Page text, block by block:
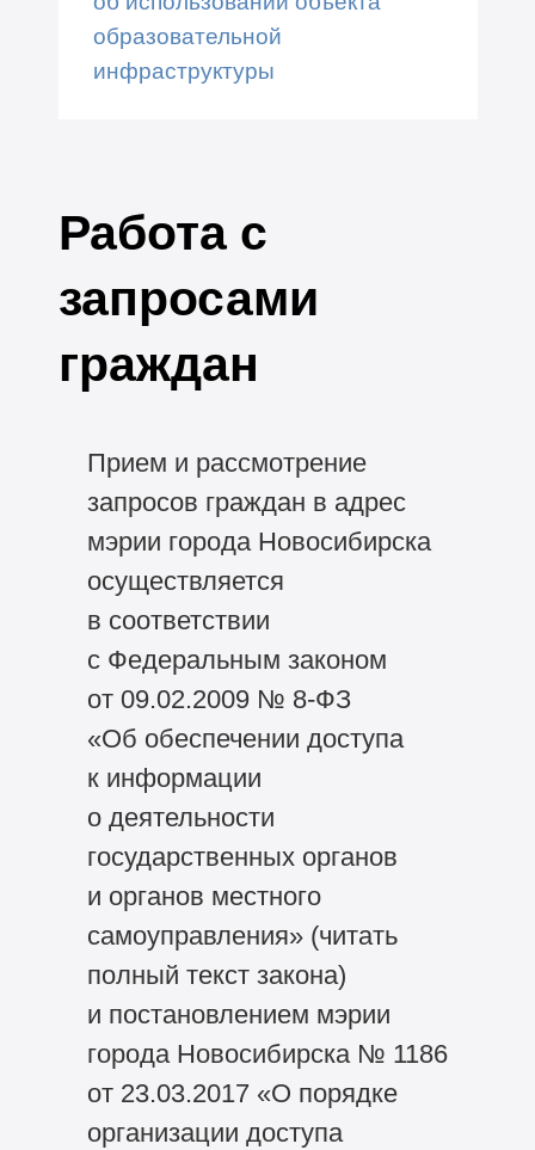
образовательной
инфраструктуры
Работа с
запросами
граждан
Прием и рассмотрение
запросов граждан в адрес
мэрии города Новосибирска
осуществляется
в соответствии
с Федеральным законом
от 09.02.2009 № 8-ФЗ
«Об обеспечении доступа
к информации
о деятельности
государственных органов
и органов местного
самоуправления» (читать
полный текст закона)
и постановлением мэрии
города Новосибирска № 1186
от 23.03.2017 «О порядке
организации доступа